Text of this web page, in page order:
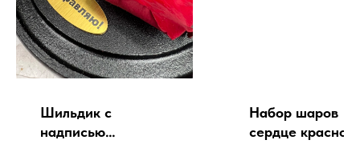
Шильдик с
надписью
Набор шаров
сердце